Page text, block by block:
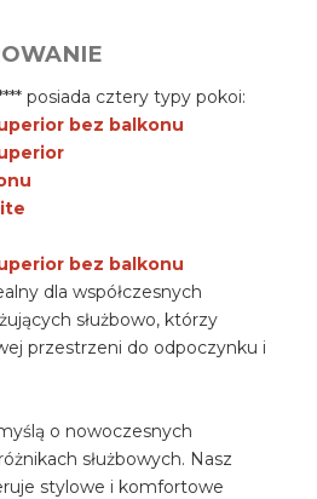
posiada cztery typy pokoi:
bez balkonu
bez balkonu
dla współczesnych
służbowo, którzy
przestrzeni do odpoczynku i
o nowoczesnych
służbowych. Nasz
stylowe i komfortowe